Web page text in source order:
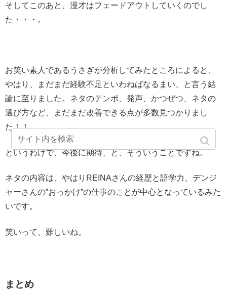
そしてこのあと、漫才はフェードアウトしていくのでし
た・・・。
お笑い素人であるうさぎが分析してみたところによると、
やはり、まだまだ経験不足といわねばなるまい、と言う結
論に至りました。ネタのテンポ、発声、かつぜつ、ネタの
選び方など、まだまだ改善できる点が多数見つかりまし
た！！
というわけで、今後に期待、と、そういうことですね。
ネタの内容は、やはりREINAさんの経歴と語学力、デンジ
ャーさんの”おっかけ”の仕事のことが中心となっているみた
いです。
笑いって、難しいね。
まとめ